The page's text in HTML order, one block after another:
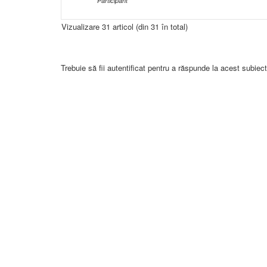
Vizualizare 31 articol (din 31 în total)
Trebuie să fii autentificat pentru a răspunde la acest